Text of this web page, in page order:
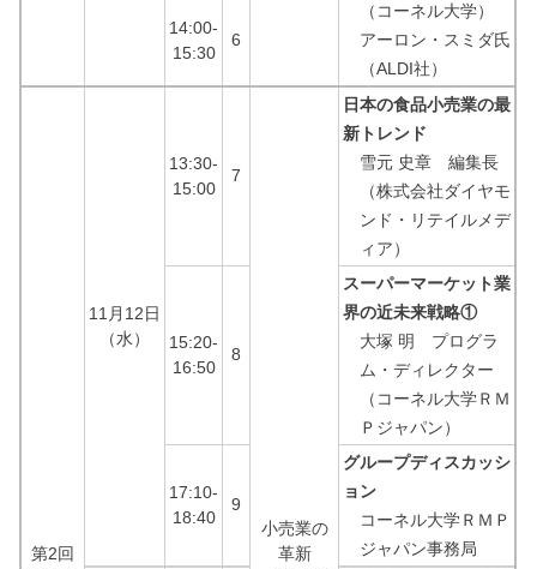
（コーネル大学）
アーロン・スミダ氏
（ALDI社）
14:00-
15:30
6
第2回
11月12日
（水）
13:30-
15:00
7
小売業の
革新
日本の食品小売業の最
新トレンド
雪元 史章 編集長
（株式会社ダイヤモ
ンド・リテイルメデ
ィア）
15:20-
16:50
8
スーパーマーケット業
界の近未来戦略①
大塚 明 プログラ
ム・ディレクター
（コーネル大学ＲＭ
Ｐジャパン）
17:10-
18:40
9
グループディスカッシ
ョン
コーネル大学ＲＭＰ
ジャパン事務局